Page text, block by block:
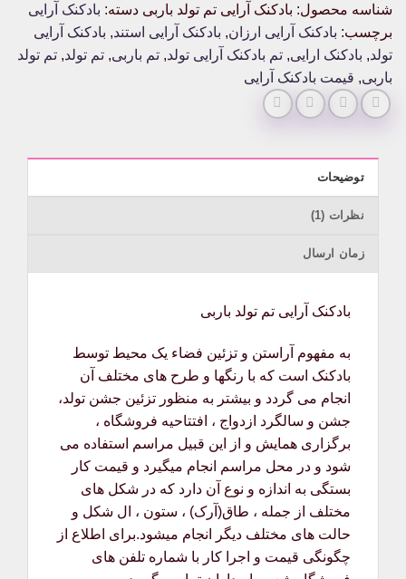
شناسه محصول: بادکنک آرایی تم تولد باربی دسته: بادکنک آرایی
برچسب: بادکنک آرایی ارزان, بادکنک آرایی استند, بادکنک آرایی
تولد, بادکنک ارایی, تم بادکنک آرایی تولد, تم باربی, تم تولد, تم تولد
باربی, قیمت بادکنک آرایی
توضیحات
نظرات (1)
زمان ارسال
بادکنک آرایی تم تولد باربی
به مفهوم آراستن و تزئین فضاء یک محیط توسط
بادکنک است که با رنگها و طرح های مختلف آن
انجام می گردد و بیشتر به منظور تزئین جشن تولد،
جشن و سالگرد ازدواج ، افتتاحیه فروشگاه ،
برگزاری همایش و از این قبیل مراسم استفاده می
شود و در محل مراسم انجام میگیرد و قیمت کار
بستگی به اندازه و نوع آن دارد که در شکل های
مختلف از جمله ، طاق(آرک) ، ستون ، ال شکل و
حالت های مختلف دیگر انجام میشود.برای اطلاع از
چگونگی قیمت و اجرا کار با شماره تلفن های